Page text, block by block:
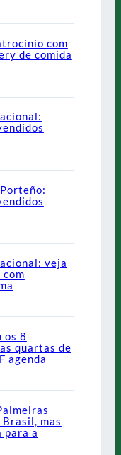
com
de comida
veja
os 8
quartas de
agenda
Brasil, mas
para a